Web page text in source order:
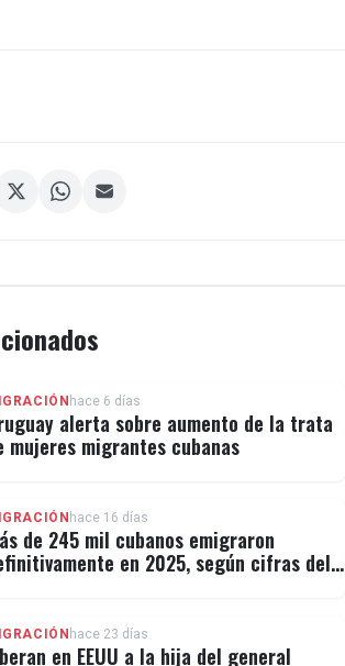
hace 6 días
alerta sobre aumento de la trata
mujeres migrantes cubanas
hace 16 días
de 245 mil cubanos emigraron
en 2025, según cifras del
hace 23 días
en EEUU a la hija del general